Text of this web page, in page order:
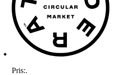
Pris:.